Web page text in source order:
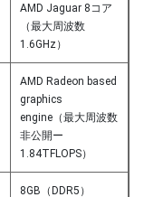
AMD Jaguar 8コア
（最大周波数
1.6GHz）
AMD Radeon based
graphics
engine（最大周波数
非公開ー
1.84TFLOPS）
8GB（DDR5）